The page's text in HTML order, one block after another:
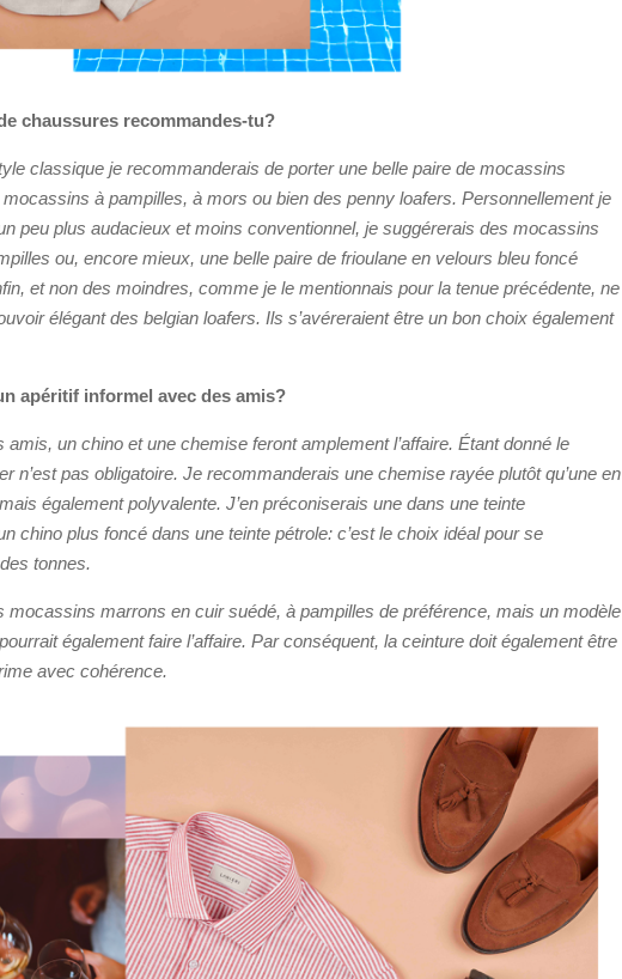
chaussures recommandes-tu?
classique je recommanderais de porter une belle paire de mocassins
à pampilles, à mors ou bien des penny loafers. Personnellement je
peu plus audacieux et moins conventionnel, je suggérerais des mocassins
ou, encore mieux, une belle paire de frioulane en velours bleu foncé
et non des moindres, comme je le mentionnais pour la tenue précédente, ne
élégant des belgian loafers. Ils s’avéreraient être un bon choix également
apéritif informel avec des amis?
amis, un chino et une chemise feront amplement l’affaire. Étant donné le
n’est pas obligatoire. Je recommanderais une chemise rayée plutôt qu’une en
également polyvalente. J’en préconiserais une dans une teinte
chino plus foncé dans une teinte pétrole: c’est le choix idéal pour se
tonnes.
mocassins marrons en cuir suédé, à pampilles de préférence, mais un modèle
également faire l’affaire. Par conséquent, la ceinture doit également être
avec cohérence.